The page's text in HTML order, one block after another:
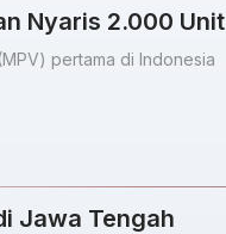
Nyaris 2.000 Unit
pertama di Indonesia
Jawa Tengah